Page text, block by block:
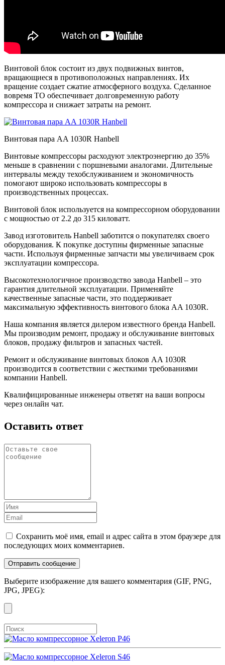
Винтовой блок состоит из двух подвижных винтов,
вращающиеся в противоположных направлениях. Их
вращение создает сжатие атмосферного воздуха. Сделанное
вовремя ТО обеспечивает долговременную работу
компрессора и снижает затраты на ремонт.
Винтовая пара AA 1030R Hanbell
Винтовые компрессоры расходуют электроэнергию до 35%
меньше в сравнении с поршневыми аналогами. Длительные
интервалы между техобслуживанием и экономичность
помогают широко использовать компрессоры в
производственных процессах.
Винтовой блок используется на компрессорном оборудовании
с мощностью от 2.2 до 315 киловатт.
Завод изготовитель Hanbell заботится о покупателях своего
оборудования. К покупке доступны фирменные запасные
части. Используя фирменные запчасти мы увеличиваем срок
эксплуатации компрессора.
Высокотехнологичное производство завода Hanbell – это
гарантия длительной эксплуатации. Применяйте
качественные запасные части, это поддерживает
максимальную эффективность винтового блока AA 1030R.
Наша компания является дилером известного бренда Hanbell.
Мы производим ремонт, продажу и обслуживание винтовых
блоков, продажу фильтров и запасных частей.
Ремонт и обслуживание винтовых блоков AA 1030R
производится в соответствии с жесткими требованиями
компании Hanbell.
Квалифицированные инженеры ответят на ваши вопросы
через онлайн чат.
Оставить ответ
Сохранить моё имя, email и адрес сайта в этом браузере для
последующих моих комментариев.
Выберите изображение для вашего комментария (GIF, PNG,
JPG, JPEG):